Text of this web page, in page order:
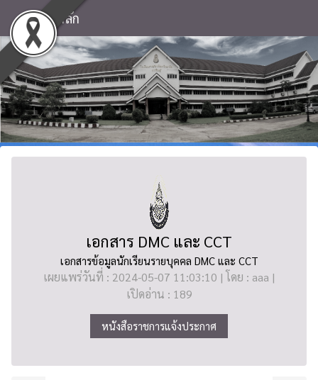
หน้าหลัก
เอกสาร DMC และ CCT
เอกสารข้อมูลนักเรียนรายบุคคล DMC และ CCT
เผยแพร่วันที่ : 2024-05-07 11:03:10 | โดย : aaa |
เปิดอ่าน : 189
หนังสือราชการแจ้งประกาศ